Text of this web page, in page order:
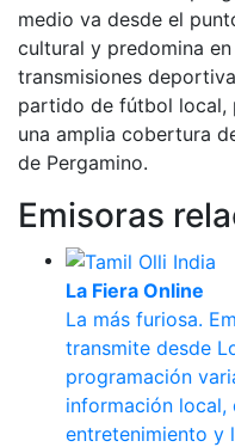
medio va desde el
cultural y predomina
transmisiones
partido de fútbol local,
una amplia cobertura
de Pergamino.
Emisoras
La Fiera Online
La más furiosa.
transmite desde
programación
información local,
entretenimiento y